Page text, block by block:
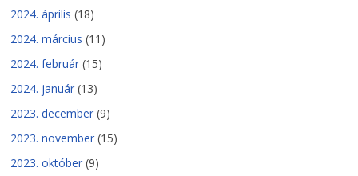
2024. április (18)
2024. március (11)
2024. február (15)
2024. január (13)
2023. december (9)
2023. november (15)
2023. október (9)